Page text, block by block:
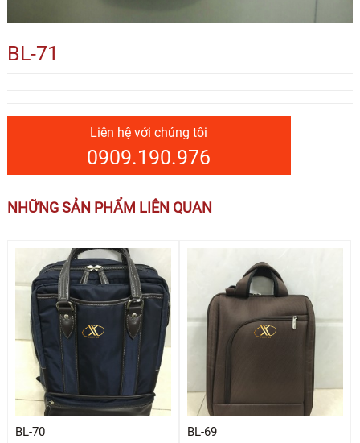
BL-71
Liên hệ với chúng tôi
0909.190.976
NHỮNG SẢN PHẨM LIÊN QUAN
BL-70 BL-69